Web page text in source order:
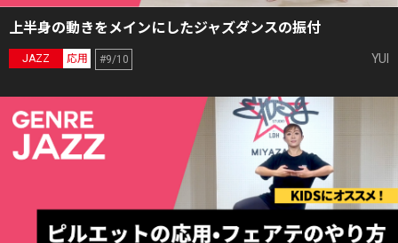
上半身の動きをメインにしたジャズダンスの振付
JAZZ 応用 #9/10 YUI